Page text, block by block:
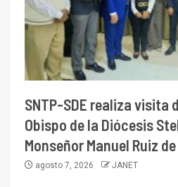
SNTP-SDE realiza visita
Obispo de la Diócesis
Monseñor Manuel Ruiz
agosto 7, 2026 JANET